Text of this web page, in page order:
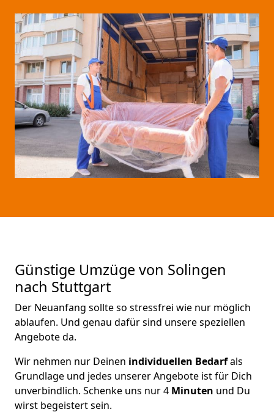
Günstige Umzüge von Solingen
nach Stuttgart
Der Neuanfang sollte so stressfrei wie nur möglich
ablaufen. Und genau dafür sind unsere speziellen
Angebote da.
Wir nehmen nur Deinen individuellen Bedarfals
Grundlage und jedes unserer Angebote ist für Dich
unverbindlich. Schenke uns nur 4 Minuten und Du
wirst begeistert sein.